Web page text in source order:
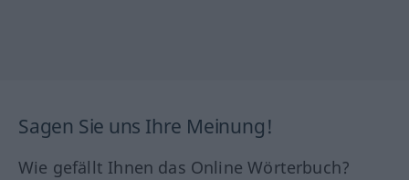
Sagen Sie uns Ihre Meinung!
Wie gefällt Ihnen das Online Wörterbuch?